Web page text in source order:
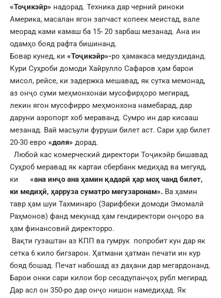
«Тоҷикэйр» надорад. Техника дар черний риноки
Америка, масалан ягон запчаст копеек меистад, вале
меорад ками камаш ба 15- 20 зарбаш мезанад. Ана ин
одамҳо бояд рафта бишинанд.
Бовар кунед, ки «Тоҷикэйр»-ро ҳамакаса медуздиданд.
Кури Суҳроби домоди Хайрулло Сафаров ҳам барои
мисол, рейсе, ки задержка мешавад, як сутка мемонад,
аз онҷо суми меҳмонхонаи мусофирҳоро мегирад,
лекин ягон мусофирро меҳмонхона намебарад, дар
даруни аэропорт хоб мераванд. Сумро ин дар кисааш
мезанад. Вай масъули фуруши билет аст. Сари ҳар билет
20-30 евро «доля» дорад.
Любой кас комерческий директори Тоҷикэйр бишавад
Суҳроб меравад як картаи сбербанк медиҳад ва мегуяд,
ки «ана инҷо ана ҳамин қадарӣ ҳар моҳ чанд билет,
ки медиҳӣ, ҳарруза суматро мегузаронам». Ва ҳамин
тавр ҳам шуи Тахминаро (Зарифбеки домоди Эмомалӣ
Раҳмонов) фанд мекунад ҳам гендиректори онҷоро ва
ҳам финансовий директорро.
Вақти гузаштан аз КПП ва гумрук попробит кун дар як
сетка 6 кило бигзарон. Ҳатмани ҳатман печати ин кур
бояд бошад. Печат набошад аз даҳани дар мегардонанд.
Барои онки сари килои бор сесадупанҷоҳ рубл мегирад.
Дар асл он 350-ро дар онҷо нишон намедиҳад. Як